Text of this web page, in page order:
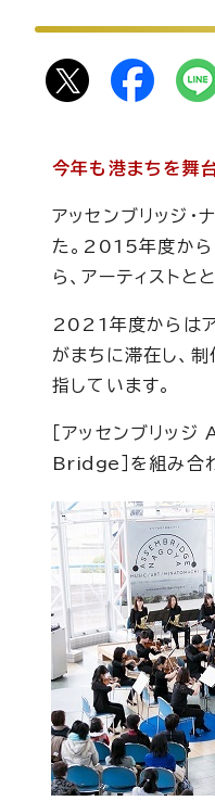
今年も港まちを舞
アッセンブリッジ
た。2015年度から
ら、アーティスト
2021年度からはア
がまちに滞在し、
指しています。
［アッセンブリッ
Bridge
］を組み